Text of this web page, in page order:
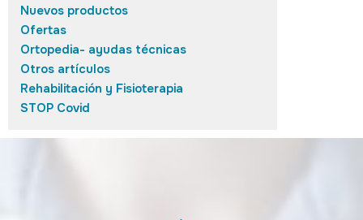
Nuevos productos
Ofertas
Ortopedia- ayudas técnicas
Otros artículos
Rehabilitación y Fisioterapia
STOP Covid